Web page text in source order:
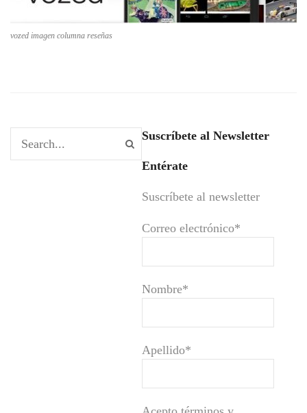
vozed imagen columna reseñas
Suscríbete al Newsletter
Entérate
Suscríbete al newsletter
Correo electrónico*
Nombre*
Apellido*